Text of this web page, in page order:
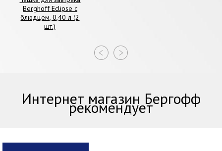
Berghoff Eclipse с
блюдцем, 0,40 л (2
шт.)
Интернет магазин Бергофф
рекомендует